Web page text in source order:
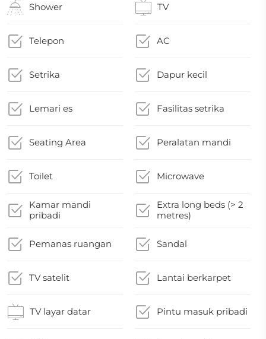
Shower TV
Telepon AC
Setrika Dapur kecil
Lemari es Fasilitas setrika
Seating Area Peralatan mandi
Toilet Microwave
Kamar mandi
pribadi
Extra long beds (> 2
metres)
Pemanas ruangan Sandal
TV satelit Lantai berkarpet
TV layar datar Pintu masuk pribadi